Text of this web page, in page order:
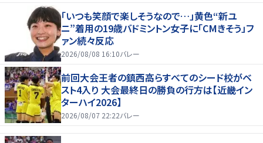
「いつも笑顔で楽しそうなので…」黄色“新ユ
ニ”着用の19歳バドミントン女子に「CMきそう」フ
ァン続々反応
2026/08/08 16:10バレー
前回大会王者の鎮西高らすべてのシード校がベ
スト4入り 大会最終日の勝負の行方は【近畿イン
ターハイ2026】
2026/08/07 22:22バレー